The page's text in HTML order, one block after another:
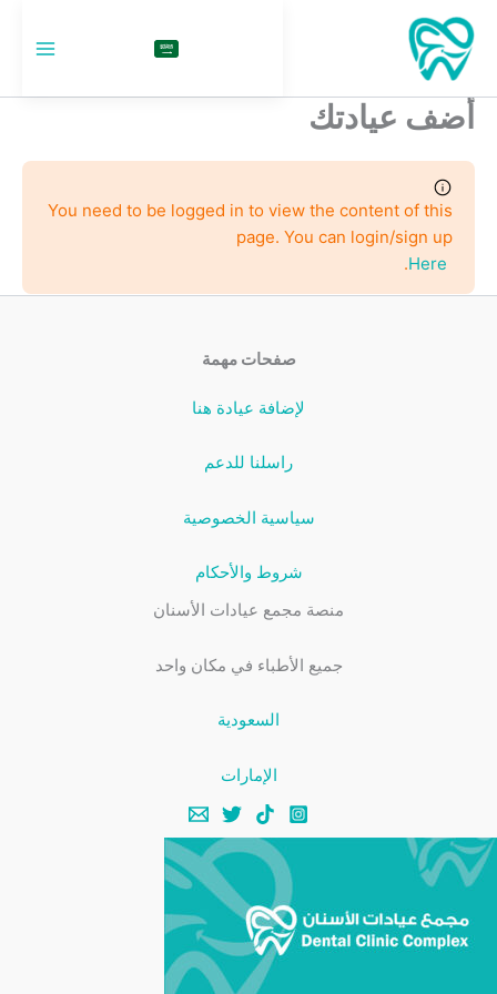
تخطي
إلى
المحتوى
أضف عيادتك
You need to be logged in to view the content of this
page. You can login/sign up
Here
.
صفحات مهمة
لإضافة عيادة هنا
راسلنا للدعم
سياسية الخصوصية
شروط والأحكام
منصة مجمع عيادات الأسنان
جميع الأطباء في مكان واحد
السعودية
الإمارات